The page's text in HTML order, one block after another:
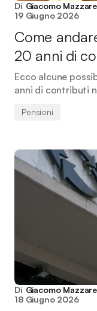
Di Giacomo
19 Giugno 2026
Come
20 anni di
Ecco alcune
anni di contributi
Pensioni
Di Giacomo
18 Giugno 2026